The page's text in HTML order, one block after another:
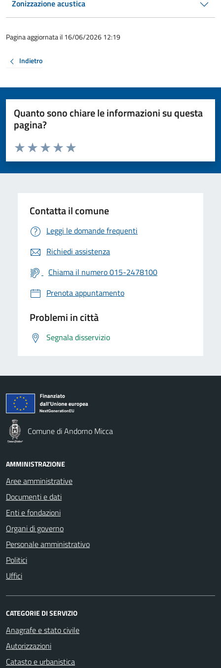
Zonizzazione acustica
Pagina aggiornata il 16/06/2026 12:19
Indietro
Quanto sono chiare le informazioni su questa
pagina?
Valuta da 1 a 5 stelle la pagina
Valuta 5 stelle su 5
Valuta 4 stelle su 5
Valuta 3 stelle su 5
Valuta 2 stelle su 5
Valuta 1 stelle su 5
Contatta il comune
Leggi le domande frequenti
Richiedi assistenza
Chiama il numero 015-2478100
Prenota appuntamento
Problemi in città
Segnala disservizio
Comune di Andorno Micca
AMMINISTRAZIONE
Aree amministrative
Documenti e dati
Enti e fondazioni
Organi di governo
Personale amministrativo
Politici
Uffici
CATEGORIE DI SERVIZIO
Anagrafe e stato civile
Autorizzazioni
Catasto e urbanistica